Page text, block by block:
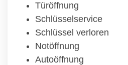
Türöffnung
Schlüsselservice
Schlüssel verloren
Notöffnung
Autoöffnung